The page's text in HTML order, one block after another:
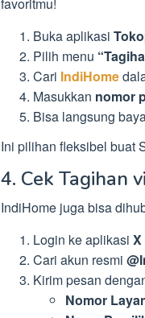
Buka aplikasi
Pilih menu
Cari IndiHome
Masukkan nomor
Bisa langsung
Ini pilihan fleksibel buat
4. Cek Tagihan
IndiHome juga bisa
Login ke aplikasi X
Cari akun resmi
Kirim pesan
Nomor